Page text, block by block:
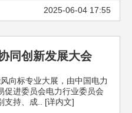
2025-06-04 17:55
同创新发展大会
向标专业大展，由中国电力
促进委员会电力行业委员会
支持、成.. [详内文]